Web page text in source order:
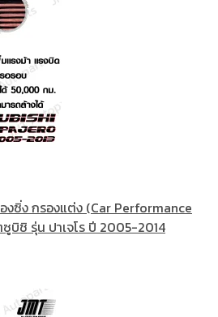
งซิ่ง กรองแต่ง (Car Performance
บิชิ รุ่น ปาเจโร ปี 2005-2014